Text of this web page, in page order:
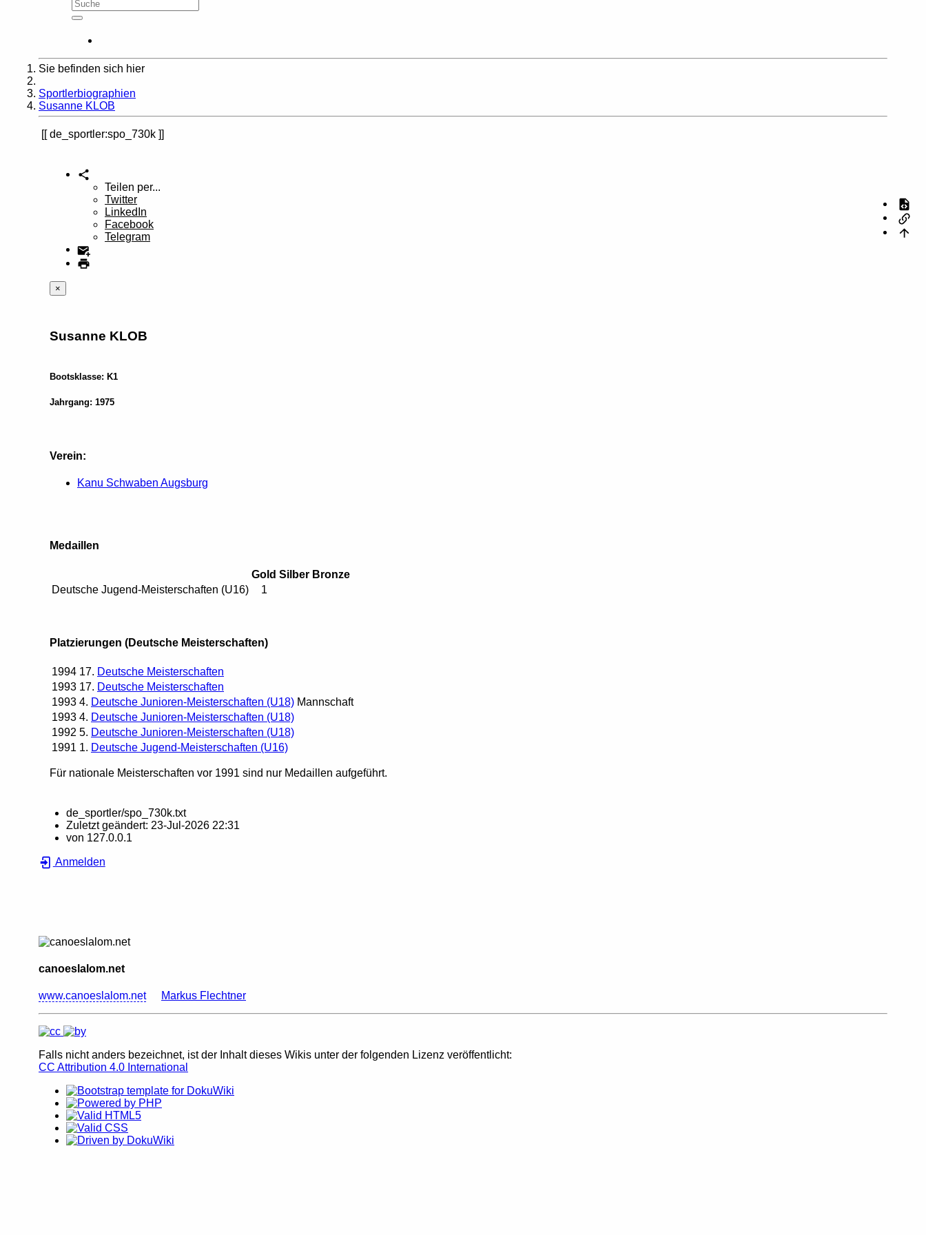
Sie befinden sich hier
Sportlerbiographien
Susanne KLOB
de_sportler:spo_730k
Teilen per...
Twitter
LinkedIn
Facebook
Telegram
×
Susanne KLOB
Bootsklasse: K1
Jahrgang: 1975
Verein:
Kanu Schwaben Augsburg
Medaillen
Gold Silber Bronze
Deutsche Jugend-Meisterschaften (U16)
1
Platzierungen (Deutsche Meisterschaften)
1994 17. Deutsche Meisterschaften
1993 17. Deutsche Meisterschaften
1993 4. Deutsche Junioren-Meisterschaften (U18) Mannschaft
1993 4. Deutsche Junioren-Meisterschaften (U18)
1992 5. Deutsche Junioren-Meisterschaften (U18)
1991 1. Deutsche Jugend-Meisterschaften (U16)
Für nationale Meisterschaften vor 1991 sind nur Medaillen aufgeführt.
de_sportler/spo_730k.txt
Zuletzt geändert: 23-Jul-2026 22:31
von 127.0.0.1
Anmelden
canoeslalom.net
www.canoeslalom.net Markus Flechtner
Falls nicht anders bezeichnet, ist der Inhalt dieses Wikis unter der folgenden Lizenz veröffentlicht:
CC Attribution 4.0 International